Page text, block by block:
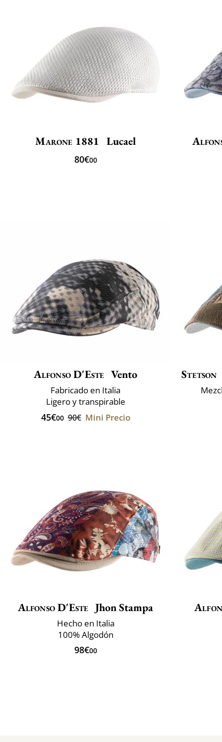
Marone 1881 Lucael
80€00
Alfonso D'Este Vento
Fabricado en Italia
Ligero y transpirable
45€00 90€ Mini Precio
Stetson
Alfonso D'Este Jhon Stampa
Hecho en Italia
100% Algodón
98€00